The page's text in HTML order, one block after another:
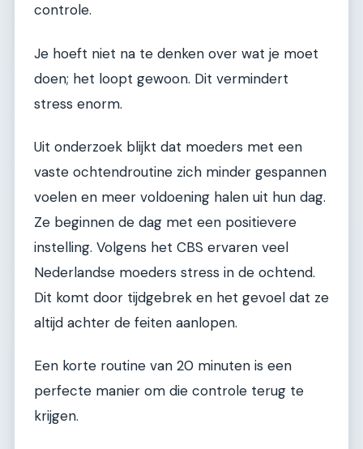
controle.
Je hoeft niet na te denken over wat je moet
doen; het loopt gewoon. Dit vermindert
stress enorm.
Uit onderzoek blijkt dat moeders met een
vaste ochtendroutine zich minder gespannen
voelen en meer voldoening halen uit hun dag.
Ze beginnen de dag met een positievere
instelling. Volgens het CBS ervaren veel
Nederlandse moeders stress in de ochtend.
Dit komt door tijdgebrek en het gevoel dat ze
altijd achter de feiten aanlopen.
Een korte routine van 20 minuten is een
perfecte manier om die controle terug te
krijgen.